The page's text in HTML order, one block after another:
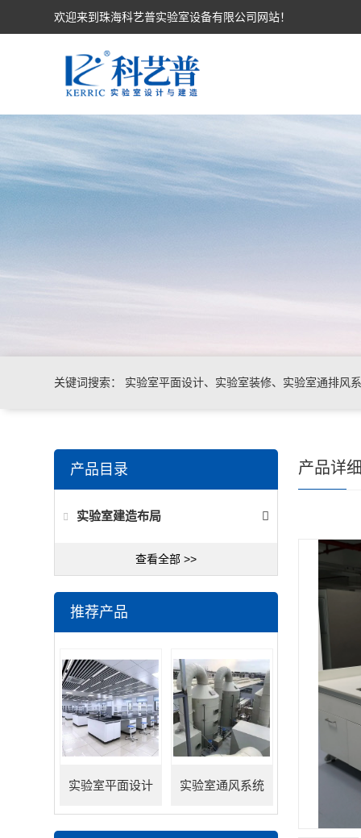
欢迎来到珠海科艺普实验室设备有限公司网站！
关键词搜索： 实验室平面设计、实验室装修、实验室通排风
产品目录
实验室建造布局
查看全部 >>
推荐产品
实验室平面设计 实验室通风系统
产品详